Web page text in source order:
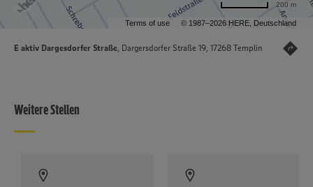
Terms of use © 1987–2026 HERE, Deutschland
200 m
E aktiv Dargesdorfer Straße, Dargersdorfer Straße 19, 17268 Templin
Weitere Stellen